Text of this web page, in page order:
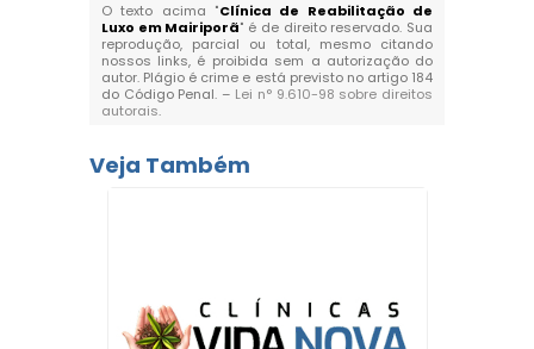
O texto acima "Clínica de Reabilitação de
Luxo em Mairiporã" é de direito reservado. Sua
reprodução, parcial ou total, mesmo citando
nossos links, é proibida sem a autorização do
autor. Plágio é crime e está previsto no artigo 184
do Código Penal. – Lei n° 9.610-98 sobre direitos
autorais.
Veja Também